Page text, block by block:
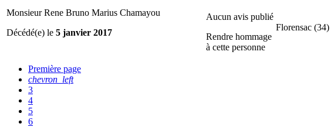
Monsieur Rene Bruno Marius Chamayou
Décédé(e) le 5 janvier 2017
Aucun avis publié
Rendre hommage
à cette personne
Florensac (34)
Première page
chevron_left
3
4
5
6